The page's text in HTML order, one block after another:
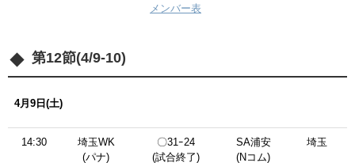
メンバー表
第12節(4/9-10)
4月9日(土)
14:30
埼玉WK
(パナ)
〇31ｰ24
(試合終了)
SA浦安
(Nコム)
埼玉